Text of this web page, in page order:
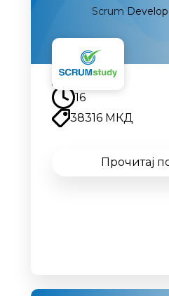
Scrum
Наскоро
16
38316 МКД
Прочитај